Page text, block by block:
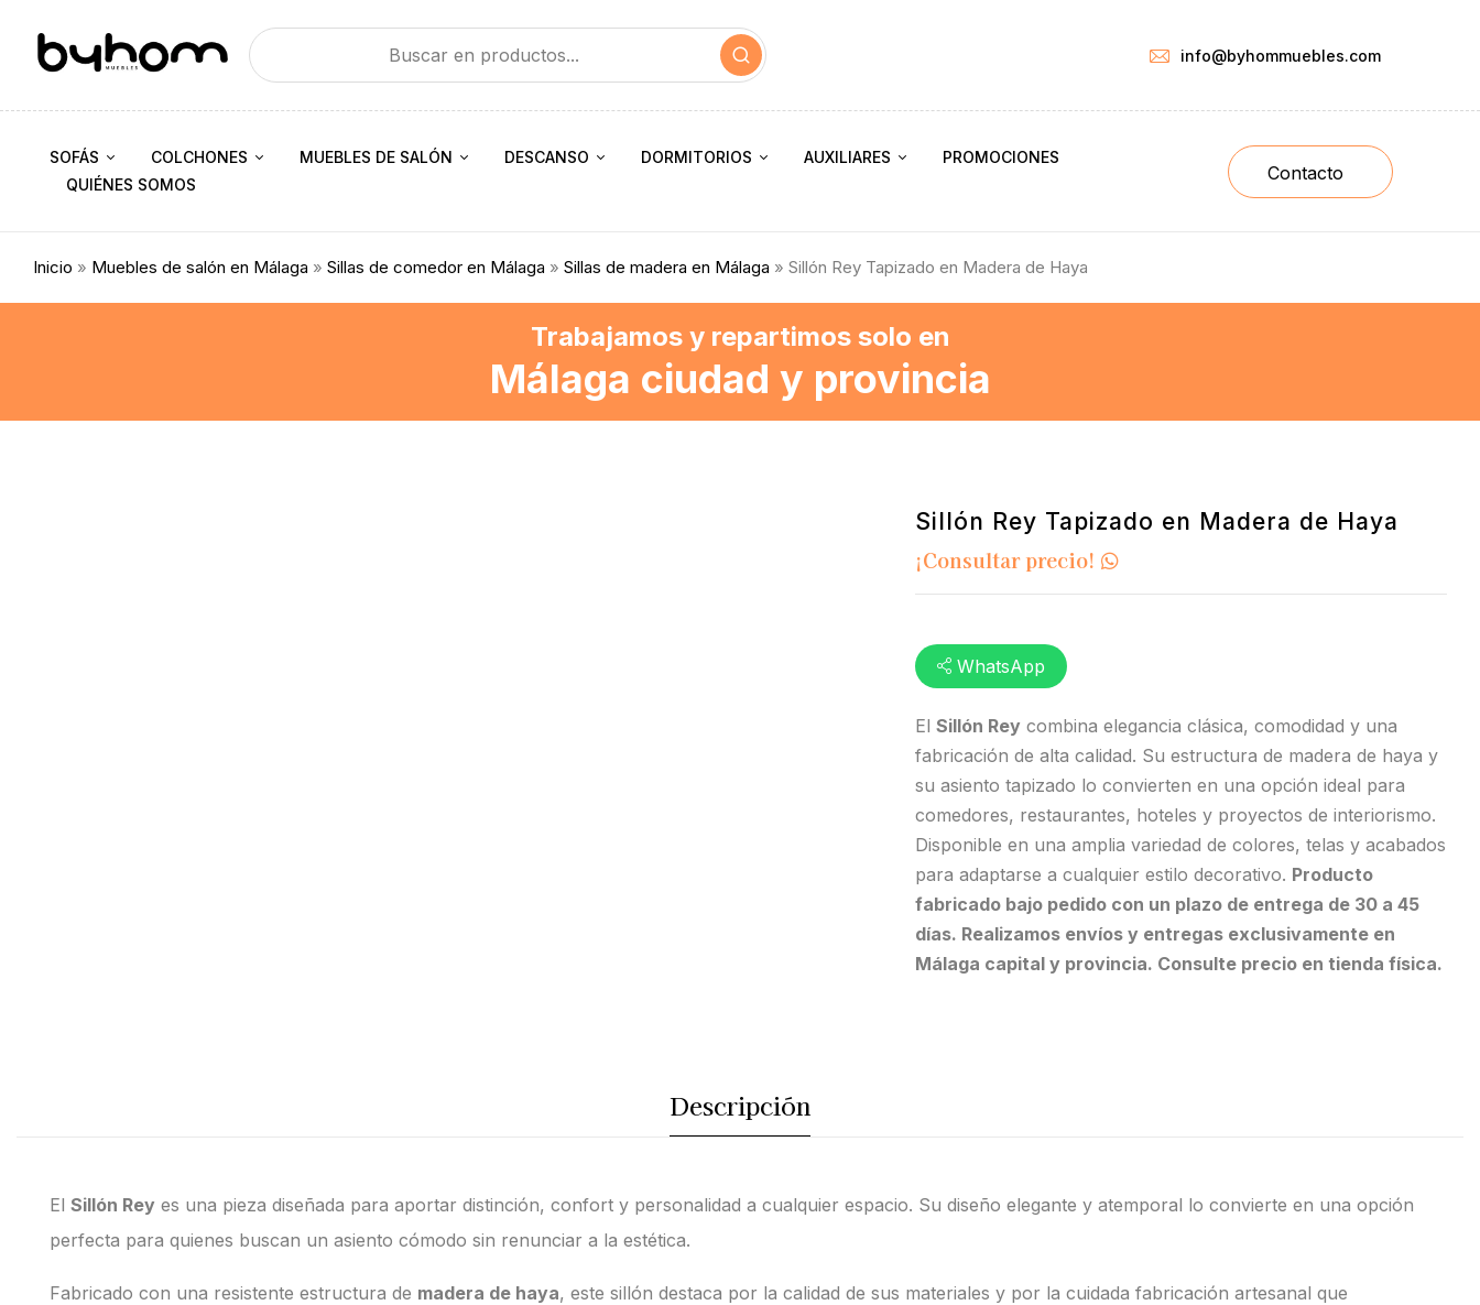
info@byhommuebles.com
SOFÁS COLCHONES MUEBLES DE SALÓN DESCANSO DORMITORIOS AUXILIARES
PROMOCIONES
QUIÉNES SOMOS
Contacto
Inicio » Muebles de salón en Málaga » Sillas de comedor en Málaga » Sillas de madera en Málaga » Sillón Rey Tapizado en Madera de Haya
Trabajamos y repartimos solo en
Málaga ciudad y provincia
Sillón Rey Tapizado en Madera de Haya
¡Consultar precio!
ElSillón Rey combina elegancia clásica, comodidad y una
fabricación de alta calidad. Su estructura de madera de haya y
su asiento tapizado lo convierten en una opción ideal para
comedores, restaurantes, hoteles y proyectos de interiorismo.
Disponible en una amplia variedad de colores, telas y acabados
para adaptarse a cualquier estilo decorativo. Producto
fabricado bajo pedido con un plazo de entrega de 30 a 45
días. Realizamos envíos y entregas exclusivamente en
Málaga capital y provincia. Consulte precio en tienda física.
WhatsApp
Descripción
El Sillón Rey es una pieza diseñada para aportar distinción, confort y personalidad a cualquier espacio. Su diseño elegante y atemporal lo convierte en una opción
perfecta para quienes buscan un asiento cómodo sin renunciar a la estética.
Fabricado con una resistente estructura de madera de haya, este sillón destaca por la calidad de sus materiales y por la cuidada fabricación artesanal que